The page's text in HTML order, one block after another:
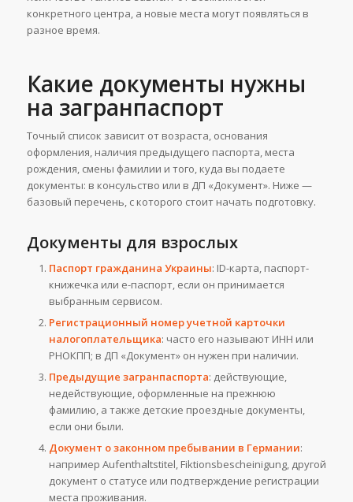
конкретного центра, а новые места могут появляться в
разное время.
Какие документы нужны
на загранпаспорт
Точный список зависит от возраста, основания
оформления, наличия предыдущего паспорта, места
рождения, смены фамилии и того, куда вы подаете
документы: в консульство или в ДП «Документ». Ниже —
базовый перечень, с которого стоит начать подготовку.
Документы для взрослых
Паспорт гражданина Украины: ID-карта, паспорт-
книжечка или е-паспорт, если он принимается
выбранным сервисом.
Регистрационный номер учетной карточки
налогоплательщика: часто его называют ИНН или
РНОКПП; в ДП «Документ» он нужен при наличии.
Предыдущие загранпаспорта: действующие,
недействующие, оформленные на прежнюю
фамилию, а также детские проездные документы,
если они были.
Документ о законном пребывании в Германии:
например Aufenthaltstitel, Fiktionsbescheinigung, другой
документ о статусе или подтверждение регистрации
места проживания.